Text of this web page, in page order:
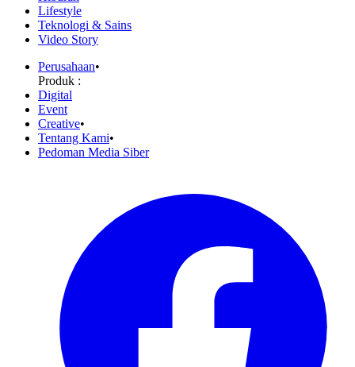
Lifestyle
Teknologi & Sains
Video Story
Perusahaan•
Produk :
Digital
Event
Creative•
Tentang Kami•
Pedoman Media Siber